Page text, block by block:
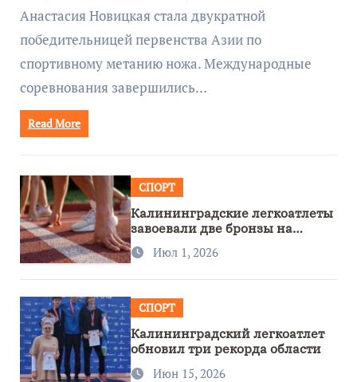
Анастасия Новицкая стала двукратной
победительницей первенства Азии по
спортивному метанию ножа. Международные
соревнования завершились…
Read More
СПОРТ
Калининградские легкоатлеты
завоевали две бронзы на
первенстве России
Июл 1, 2026
СПОРТ
Калининградский легкоатлет
обновил три рекорда области
Июн 15, 2026